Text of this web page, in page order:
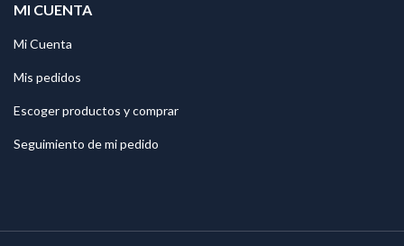
MI CUENTA
Mi Cuenta
Mis pedidos
Escoger productos y comprar
Seguimiento de mi pedido